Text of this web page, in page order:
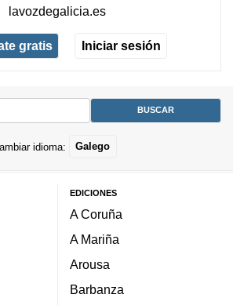
lavozdegalicia.es
gratis Iniciar sesión
idioma: Galego
EDICIONES
A Coruña
A Mariña
Arousa
Barbanza